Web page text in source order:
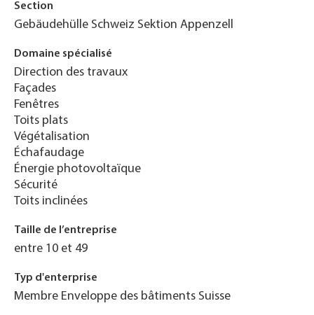
Section
Gebäudehülle Schweiz Sektion Appenzell
Domaine spécialisé
Direction des travaux
Façades
Fenêtres
Toits plats
Végétalisation
Échafaudage
Énergie photovoltaïque
Sécurité
Toits inclinées
Taille de l’entreprise
entre 10 et 49
Typ d'enterprise
Membre Enveloppe des bâtiments Suisse